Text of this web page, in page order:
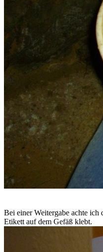
Bei einer Weitergabe achte ich
Etikett auf dem Gefäß klebt.